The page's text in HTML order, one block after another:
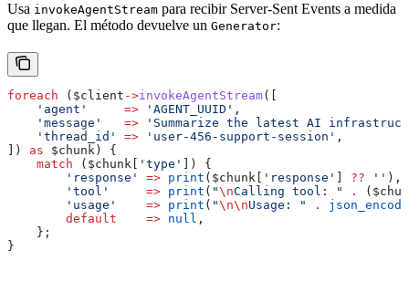
Usa invokeAgentStream para recibir Server-Sent Events a medida
que llegan. El método devuelve un Generator:
foreach ( $client ->invokeAgentStream([
    'agent'
     =>
'AGENT_UUID' ,
    'message'
   =>
'Summarize the latest AI
    'thread_id'
=> 'user-456-support-session' ,
]) as $chunk ) {
    match
( $chunk 'type'
]) {
        'response'
=> print ( $chunk 'response' ?? '' ),
        'tool'
     =>
print ( "\nCalling tool: " . (
        'usage'
    =>
print ( "\n\nUsage: " .
json_encode
        default
    =>
null ,
    };
}